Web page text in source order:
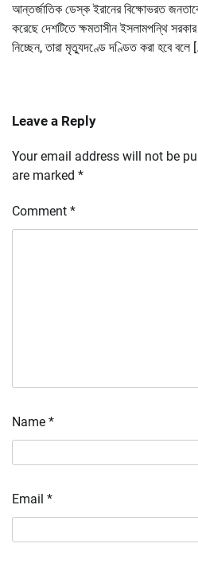
আন্তর্জাতিক ডেস্ক ইরানের বিক্ষোভরত
করেছে দেশটিতে ক্ষমতাসীন ইসলামপন্থি
নিচ্ছেন, তারা মৃত্যুদণ্ডে দণ্ডিত করা হবে বলে
Leave a Reply
Your email address will not be
are marked *
Comment *
Name *
Email *